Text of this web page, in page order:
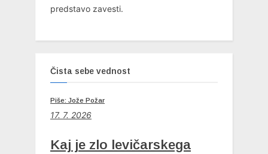
predstavo zavesti.
Čista sebe vednost
Piše: Jože Požar
17. 7. 2026
Kaj je zlo levičarskega